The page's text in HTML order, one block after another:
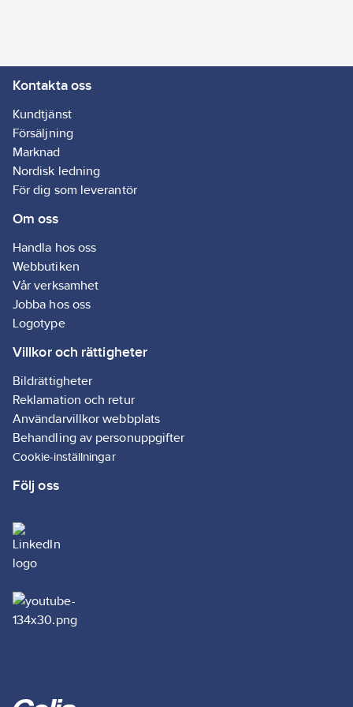
Kontakta oss
Kundtjänst
Försäljning
Marknad
Nordisk ledning
För dig som leverantör
Om oss
Handla hos oss
Webbutiken
Vår verksamhet
Jobba hos oss
Logotype
Villkor och rättigheter
Bildrättigheter
Reklamation och retur
Användarvillkor webbplats
Behandling av personuppgifter
Cookie-inställningar
Följ oss